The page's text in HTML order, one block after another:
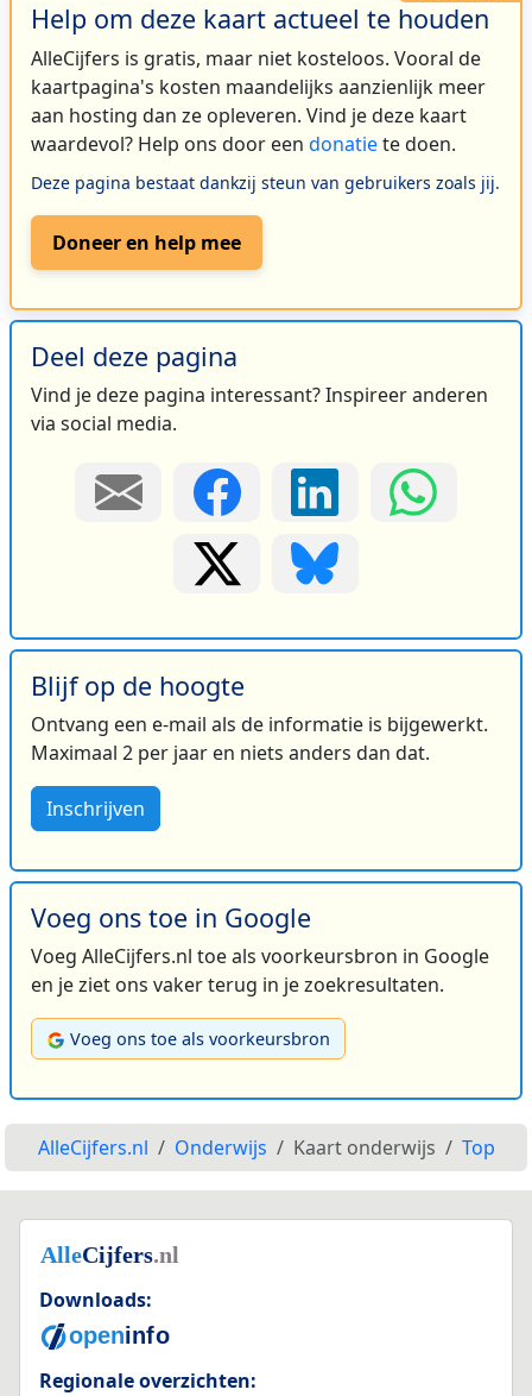
Help om deze kaart actueel te houden
AlleCijfers is gratis, maar niet kosteloos. Vooral de
kaartpagina's kosten maandelijks aanzienlijk meer
aan hosting dan ze opleveren. Vind je deze kaart
waardevol? Help ons door een donatiete doen.
Deze pagina bestaat dankzij steun van gebruikers zoals jij.
Doneer en help mee
Deel deze pagina
Vind je deze pagina interessant? Inspireer anderen
via social media.
Blijf op de hoogte
Ontvang een e-mail als de informatie is bijgewerkt.
Maximaal 2 per jaar en niets anders dan dat.
Inschrijven
Voeg ons toe in Google
Voeg AlleCijfers.nl toe als voorkeursbron in Google
en je ziet ons vaker terug in je zoekresultaten.
Voeg ons toe als voorkeursbron
AlleCijfers.nl Onderwijs Kaart onderwijs Top
Downloads:
Regionale overzichten: